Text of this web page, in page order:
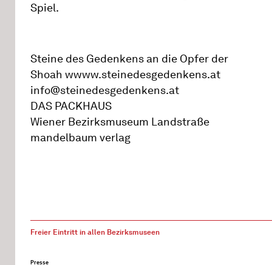
Spiel.
Steine des Gedenkens an die Opfer der
Shoah wwww.steinedesgedenkens.at
info@steinedesgedenkens.at
DAS PACKHAUS
Wiener Bezirksmuseum Landstraße
mandelbaum verlag
Freier Eintritt in allen Bezirksmuseen
Presse